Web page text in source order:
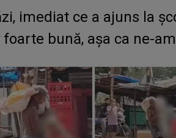
imediat ce a ajuns la
bună, așa ca ne-